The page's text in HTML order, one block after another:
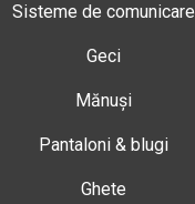
Sisteme de comunicare
Geci
Mănuși
Pantaloni & blugi
Ghete